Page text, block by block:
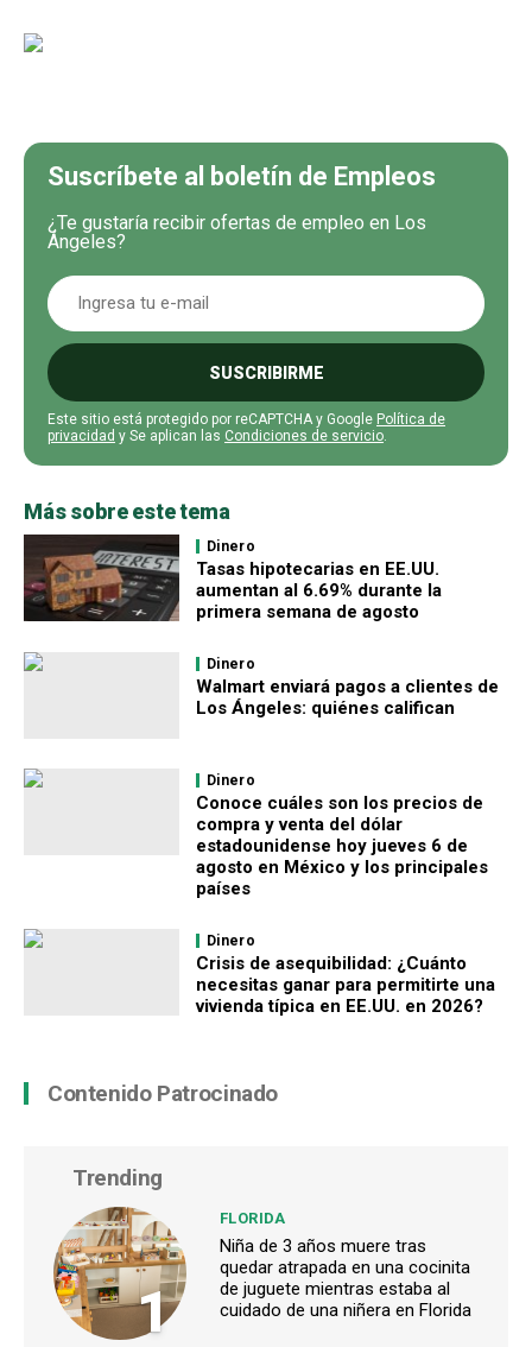
Suscríbete al boletín de Empleos
¿Te gustaría recibir ofertas de empleo en Los
Ángeles?
SUSCRIBIRME
Este sitio está protegido por reCAPTCHA y Google Política de
privacidad y Se aplican las Condiciones de servicio.
Más sobre este tema
Dinero
Tasas hipotecarias en EE.UU.
aumentan al 6.69% durante la
primera semana de agosto
Dinero
Walmart enviará pagos a clientes de
Los Ángeles: quiénes califican
Dinero
Conoce cuáles son los precios de
compra y venta del dólar
estadounidense hoy jueves 6 de
agosto en México y los principales
países
Dinero
Crisis de asequibilidad: ¿Cuánto
necesitas ganar para permitirte una
vivienda típica en EE.UU. en 2026?
Contenido Patrocinado
Trending
1
FLORIDA
Niña de 3 años muere tras
quedar atrapada en una cocinita
de juguete mientras estaba al
cuidado de una niñera en Florida